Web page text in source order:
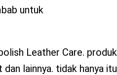
untuk
Leather Care. produk
lainnya. tidak hanya itu